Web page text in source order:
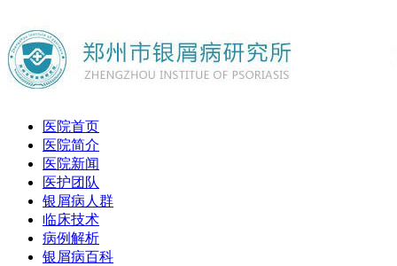
医院首页
医院简介
医院新闻
医护团队
银屑病人群
临床技术
病例解析
银屑病百科